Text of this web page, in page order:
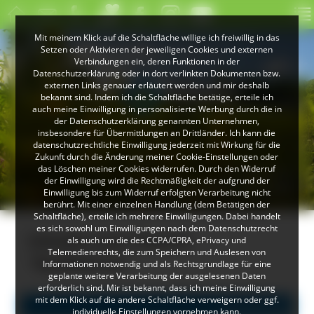
Im Naturpark Südschwarzwald
© Peter Mesenholl
Inhalte zum Thema
"Radfahren"
Alle Einträge
Mit meinem Klick auf die Schaltfläche willige ich freiwillig in das
Setzen oder Aktivieren der jeweiligen Cookies und externen
Verbindungen ein, deren Funktionen in der
Datenschutzerklärung oder in dort verlinkten Dokumenten bzw.
externen Links genauer erläutert werden und mir deshalb
bekannt sind. Indem ich die Schaltfläche betätige, erteile ich
auch meine Einwilligung in personalisierte Werbung durch die in
der Datenschutzerklärung genannten Unternehmen,
insbesondere für Übermittlungen an Drittländer. Ich kann die
datenschutzrechtliche Einwilligung jederzeit mit Wirkung für die
Zukunft durch die Änderung meiner Cookie-Einstellungen oder
das Löschen meiner Cookies widerrufen. Durch den Widerruf
der Einwilligung wird die Rechtmäßigkeit der aufgrund der
Einwilligung bis zum Widerruf erfolgten Verarbeitung nicht
berührt. Mit einer einzelnen Handlung (dem Betätigen der
Schaltfläche), erteile ich mehrere Einwilligungen. Dabei handelt
es sich sowohl um Einwilligungen nach dem Datenschutzrecht
als auch um die des CCPA/CPRA, ePrivacy und
Telemedienrechts, die zum Speichern und Auslesen von
Informationen notwendig und als Rechtsgrundlage für eine
geplante weitere Verarbeitung der ausgelesenen Daten
erforderlich sind. Mir ist bekannt, dass ich meine Einwilligung
mit dem Klick auf die andere Schaltfläche verweigern oder ggf.
individuelle Einstellungen vornehmen kann.